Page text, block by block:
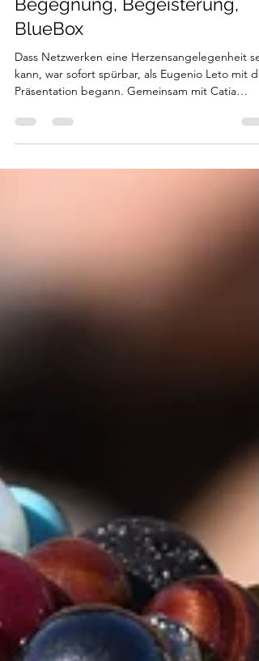
24. Juni 2025
2 Min. Lesezeit
Begegnung, Begeisterung,
BlueBox
Dass Netzwerken eine Herzensangelegenheit
Präsentation begann. Gemeinsam mit Catia
Tauriello eröffnete er das Netzwerktreffen von